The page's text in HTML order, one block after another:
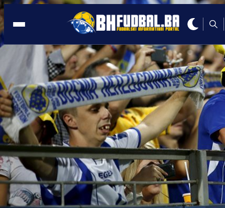
EURO 2020
14:06, 22.04.2021
Ovo je prva žena koja će suditi na
Evropskom prvenstvu